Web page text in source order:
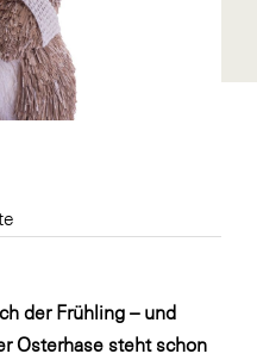
der Frühling – und
Osterhase steht schon